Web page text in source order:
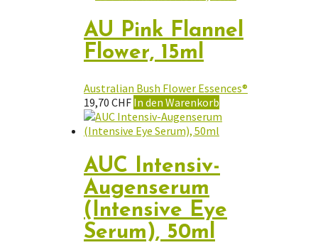
AU Pink Flannel
Flower, 15ml
Australian Bush Flower Essences®
19,70 CHF In den Warenkorb
AUC Intensiv-
Augenserum
(Intensive Eye
Serum), 50ml